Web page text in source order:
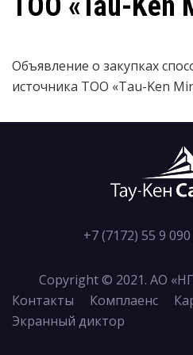
Объявление о закупках
источника ТОО «Tau-Ken
+7 (7172) 55 9 090
Copyright © 2021. АО
Контакты
Комплаенс
Экранный диктор